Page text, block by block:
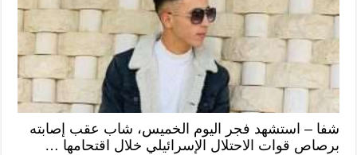
شفا – استشهد فجر اليوم الخميس، شاب عقب إصابته
برصاص قوات الاحتلال الإسرائيلي خلال اقتحامها …